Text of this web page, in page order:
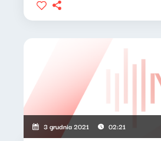
3 grudnia 2021 02:21